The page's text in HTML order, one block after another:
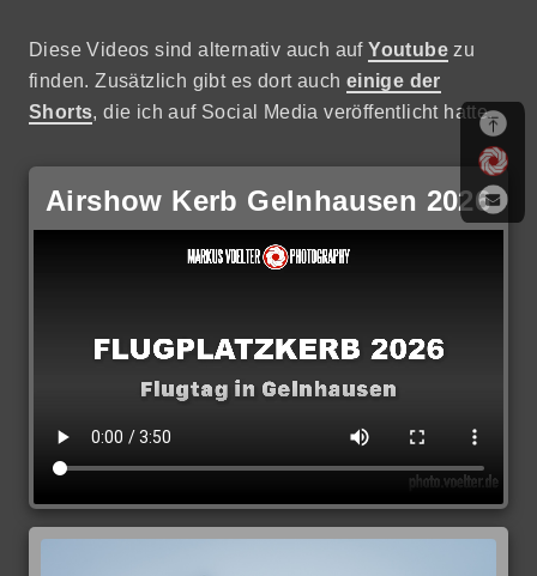
Diese Videos sind alternativ auch aufYoutube zu
finden. Zusätzlich gibt es dort auch einige der
Shorts, die ich auf Social Media veröffentlicht hatte.
Airshow Kerb Gelnhausen 2026